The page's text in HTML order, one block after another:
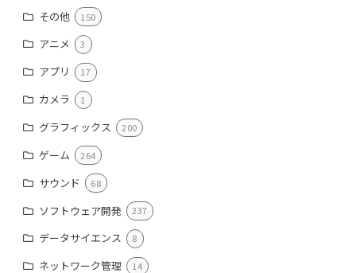
その他 150
アニメ 3
アプリ 17
カメラ 1
グラフィックス 200
ゲーム 264
サウンド 68
ソフトウェア開発 237
データサイエンス 8
ネットワーク管理 14